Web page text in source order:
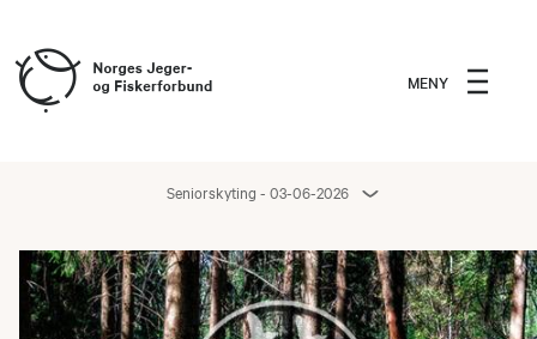
MENY
Seniorskyting - 03-06-2026